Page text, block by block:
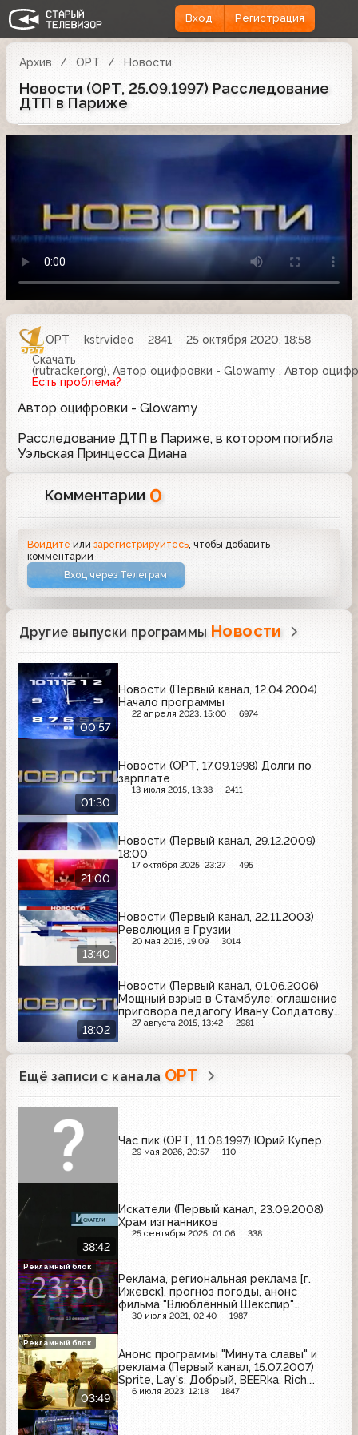
Вход Регистрация
Архив ОРТ Новости
Новости (ОРТ, 25.09.1997) Расследование
ДТП в Париже
ОРТ kstrvideo 2841
25 октября 2020, 18:58
Скачать
(rutracker.org), Автор оцифровки - Glowamy , Автор
Есть проблема?
Автор оцифровки - Glowamy
Расследование ДТП в Париже, в котором погибла
Уэльская Принцесса Диана
Комментарии 0
Войдите илизарегистрируйтесь , чтобы добавить
комментарий
Вход через Телеграм
Другие выпуски программы Новости
00:57
Новости (Первый канал, 12.04.2004)
Начало программы
22 апреля 2023, 15:00 6974
01:30
Новости (ОРТ, 17.09.1998) Долги по
зарплате
13 июля 2015, 13:38 2411
21:00
Новости (Первый канал, 29.12.2009)
18:00
17 октября 2025, 23:27 495
13:40
Новости (Первый канал, 22.11.2003)
Революция в Грузии
20 мая 2015, 19:09 3014
18:02
Новости (Первый канал, 01.06.2006)
Мощный взрыв в Стамбуле; оглашение
приговора педагогу Ивану Солдатову
в Нижнем Тагиле; международный
27 августа 2015, 13:42 2981
Ещё записи с канала ОРТ
Час пик (ОРТ, 11.08.1997) Юрий Купер
29 мая 2026, 20:57 110
38:42
Искатели (Первый канал, 23.09.2008)
Храм изгнанников
25 сентября 2025, 01:06 338
Реклама, региональная реклама [г.
Ижевск], прогноз погоды, анонс
фильма "Влюблённый Шекспир"
(Первый канал, 08.02.2004)
30 июля 2021, 02:40 1987
Рекламный блок
03:49
Анонс программы "Минута славы" и
реклама (Первый канал, 15.07.2007)
Sprite, Lay's, Добрый, BEERka, Rich,
Prestige, Fanta, Coca-Cola
6 июля 2023, 12:18 1847
Рекламный блок